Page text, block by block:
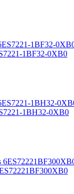
1BF32-0XB0
1BH32-0XB0